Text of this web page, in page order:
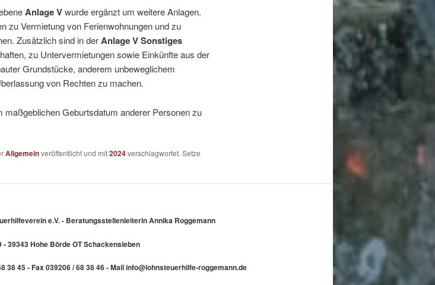
Anlage Vwurde ergänzt um weitere Anlagen.
zu Vermietung von Ferienwohnungen und zu
Zusätzlich sind in derAnlage V Sonstiges
zu Untervermietungen sowie Einkünfte aus der
Grundstücke, anderem unbeweglichem
von Rechten zu machen.
maßgeblichen Geburtsdatum anderer Personen zu
Allgemeinveröffentlicht und mit2024verschlagwortet. Setze
e.V. - Beratungsstellenleiterin Annika Roggemann
- 39343 Hohe Börde OT Schackensleben
38 45 - Fax 039206 / 68 38 46 - Mail info@lohnsteuerhilfe-roggemann.de